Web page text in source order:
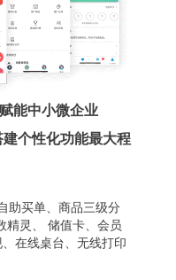
能中小微企业
个性化功能最大程
助买单、商品三级分
精灵、 储值卡、会员
在线桌台、无线打印